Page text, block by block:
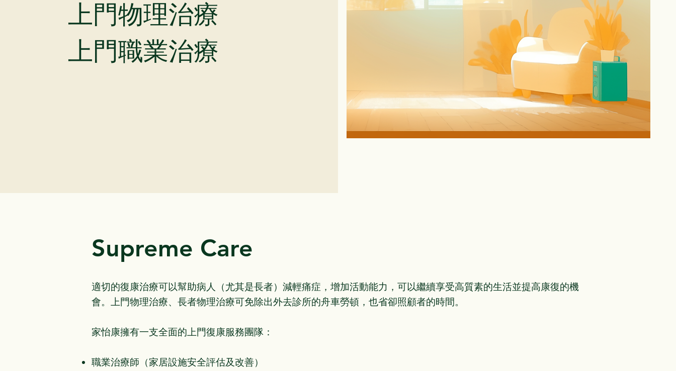
上門物理治療
上門職業治療
Supreme Care
適切的復康治療可以幫助病人（尤其是長者）減輕痛症，增加活動能力，可以繼續享受高質素的生活並提高康復的機
會。上門物理治療、長者物理治療可免除出外去診所的舟車勞頓，也省卻照顧者的時間。
家怡康擁有一支全面的上門復康服務團隊：
職業治療師（家居設施安全評估及改善）